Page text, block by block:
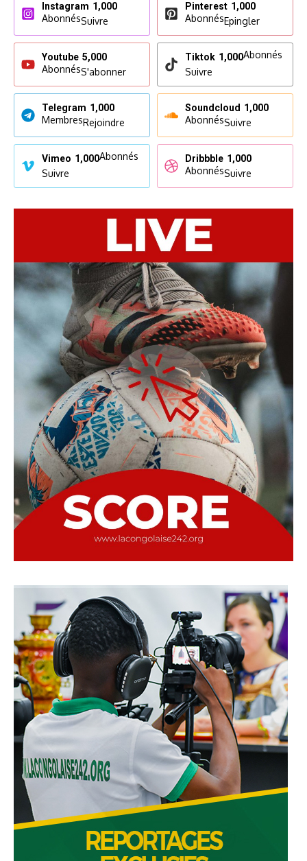
Instagram 1,000
AbonnésSuivre
Pinterest 1,000
AbonnésEpingler
Youtube 5,000
AbonnésS'abonner
Tiktok 1,000Abonnés
Suivre
Telegram 1,000
MembresRejoindre
Soundcloud 1,000
AbonnésSuivre
Vimeo 1,000Abonnés
Suivre
Dribbble 1,000
AbonnésSuivre